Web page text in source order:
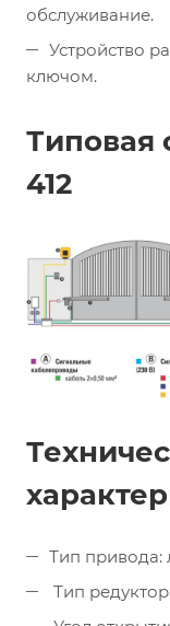
обслуживание.
Устройство
ключом.
Типовая
412
Тип привода:
Тип